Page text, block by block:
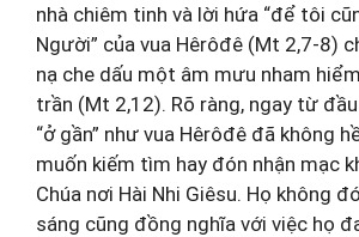
nhà chiêm tinh và lời hứa “để tôi
Người” của vua Hêrôđê (Mt 2,7-8)
nạ che dấu một âm mưu nham
trần (Mt 2,12). Rõ ràng, ngay từ
“ở gần” như vua Hêrôđê đã không
muốn kiếm tìm hay đón nhận mạc
Chúa nơi Hài Nhi Giêsu. Họ không
sáng cũng đồng nghĩa với việc họ